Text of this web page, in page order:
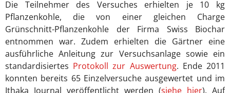
Die Teilnehmer des Versuches erhielten je 10 kg
Pflanzenkohle, die von einer gleichen Charge
Grünschnitt-Pflanzenkohle der Firma Swiss Biochar
entnommen war. Zudem erhielten die Gärtner eine
ausführliche Anleitung zur Versuchsanlage sowie ein
standardisiertes Protokoll zur Auswertung. Ende 2011
konnten bereits 65 Einzelversuche ausgewertet und im
Ithaka Journal veröffentlicht werden (siehe hier). Auf